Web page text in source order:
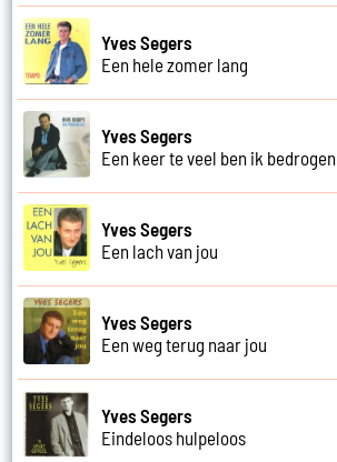
Yves Segers
Een hele zomer lang
Yves Segers
Een keer te veel ben ik bedrogen
Yves Segers
Een lach van jou
Yves Segers
Een weg terug naar jou
Yves Segers
Eindeloos hulpeloos